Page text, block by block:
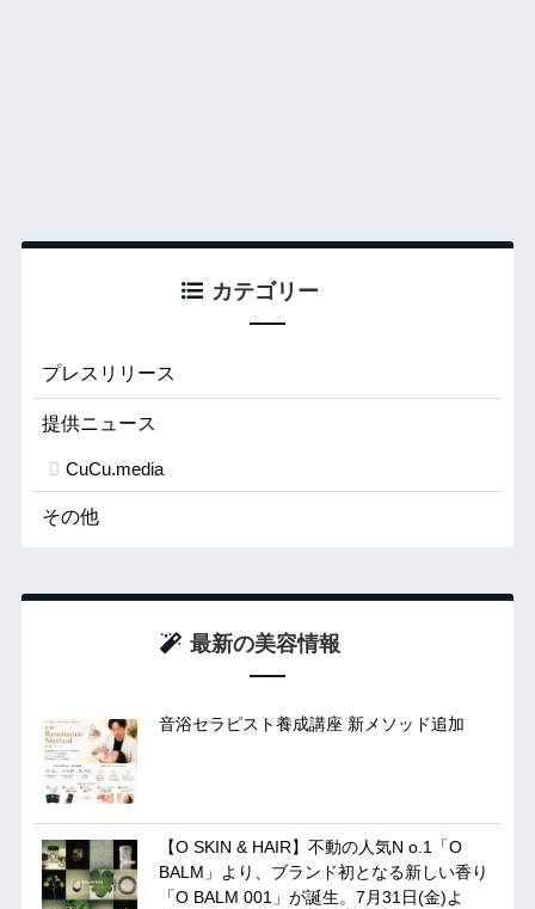
カテゴリー
プレスリリース
提供ニュース
CuCu.media
その他
最新の美容情報
音浴セラピスト養成講座 新メソッド追加
【O SKIN & HAIR】不動の人気N o.1「O
BALM」より、ブランド初となる新しい香り
「O BALM 001」が誕生。7月31日(金)よ